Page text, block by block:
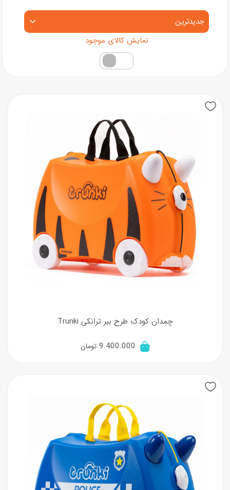
مرتب‌سازی محصولات
چمدان کودک طرح ببر ترانکی Trunki
9.400.000 تومان